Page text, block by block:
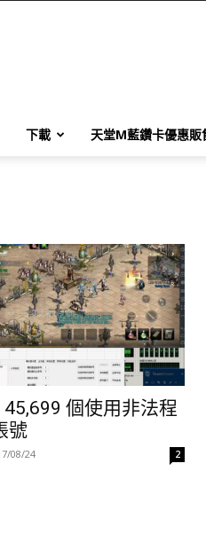
下載 天堂M藍鑽卡優惠販
個使用非法程
號
08/24 2